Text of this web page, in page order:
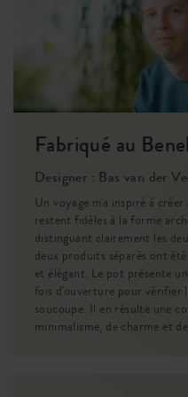
Fabriqué au
Designer : Bas van der
Un voyage m'a inspiré à
restent fidèles à la forme
distinguant clairement les
deux produits séparés ont
et élégant. Le pot présente
fois d'ouverture pour vérifier
soucoupe. Il en résulte une
minimalisme, de charme et